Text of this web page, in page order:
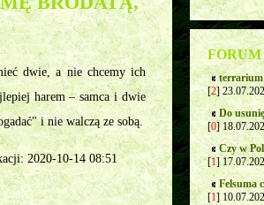
dwie, a nie chcemy ich
harem – samca i dwie
i nie walczą ze sobą.
2020-10-14 08:51
terrarium
[2]
Do
[0]
Czy w
[1]
Felsuma
[1]